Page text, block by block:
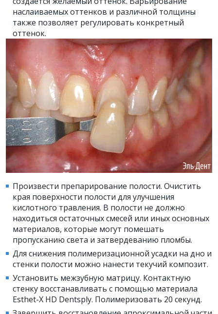
наслаиваемых оттенков и различной толщины
также позволяет регулировать конкретный
оттенок.
Произвести препарирование полости. Очистить
края поверхности полости для улучшения
кислотного травления. В полости не должно
находиться остаточных смесей или иных основных
материалов, которые могут помешать
пропусканию света и затвердеванию пломбы.
Для снижения полимеризационной усадки на дно и
стенки полости можно нанести текучий композит.
Установить межзубную матрицу. Контактную
стенку восстанавливать с помощью материала
Esthet-X HD Dentsply. Полимеризовать 20 секунд.